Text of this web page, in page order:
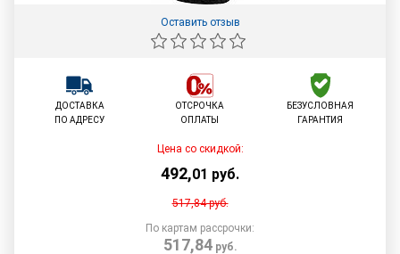
Оставить отзыв
ДОСТАВКА
ПО АДРЕСУ
ОТСРОЧКА
ОПЛАТЫ
БЕЗУСЛОВНАЯ
ГАРАНТИЯ
Цена со скидкой:
492,01 руб.
517,84руб.
По картам рассрочки:
517,84руб.